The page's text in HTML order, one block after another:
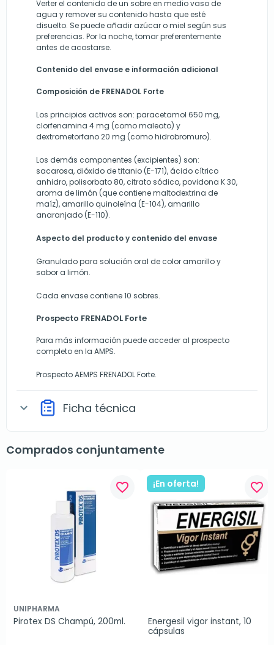
Verter el contenido de un sobre en medio vaso de
agua y remover su contenido hasta que esté
disuelto. Se puede añadir azúcar o miel según sus
preferencias. Por la noche, tomar preferentemente
antes de acostarse.
Contenido del envase e información adicional
Composición de FRENADOL Forte
Los principios activos son: paracetamol 650 mg,
clorfenamina 4 mg (como maleato) y
dextrometorfano 20 mg (como hidrobromuro).
Los demás componentes (excipientes) son:
sacarosa, dióxido de titanio (E-171), ácido cítrico
anhidro, polisorbato 80, citrato sódico, povidona K 30,
aroma de limón (que contiene maltodextrina de
maíz), amarillo quinoleína (E-104), amarillo
anaranjado (E-110).
Aspecto del producto y contenido del envase
Granulado para solución oral de color amarillo y
sabor a limón.
Cada envase contiene 10 sobres.
Prospecto FRENADOL Forte
Para más información puede acceder al prospecto
completo en la AMPS.
Prospecto AEMPS FRENADOL Forte.
expand_more Ficha técnica
Comprados conjuntamente
favorite_border
UNIPHARMA
Pirotex DS Champú, 200ml.
¡En oferta! favorite_border
Energesil vigor instant, 10
cápsulas